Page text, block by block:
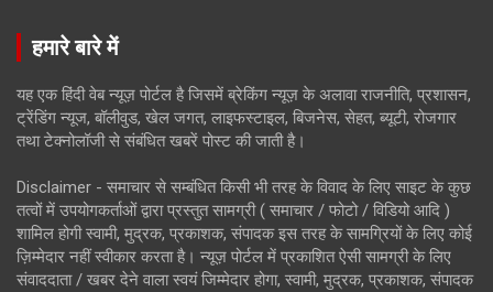
हमारे बारे में
यह एक हिंदी वेब न्यूज़ पोर्टल है जिसमें ब्रेकिंग न्यूज़ के अलावा राजनीति, प्रशासन,
ट्रेंडिंग न्यूज, बॉलीवुड, खेल जगत, लाइफस्टाइल, बिजनेस, सेहत, ब्यूटी, रोजगार
तथा टेक्नोलॉजी से संबंधित खबरें पोस्ट की जाती है।
Disclaimer - समाचार से सम्बंधित किसी भी तरह के विवाद के लिए साइट के कुछ
तत्वों में उपयोगकर्ताओं द्वारा प्रस्तुत सामग्री ( समाचार / फोटो / विडियो आदि )
शामिल होगी स्वामी, मुद्रक, प्रकाशक, संपादक इस तरह के सामग्रियों के लिए कोई
ज़िम्मेदार नहीं स्वीकार करता है। न्यूज़ पोर्टल में प्रकाशित ऐसी सामग्री के लिए
संवाददाता / खबर देने वाला स्वयं जिम्मेदार होगा, स्वामी, मुद्रक, प्रकाशक, संपादक